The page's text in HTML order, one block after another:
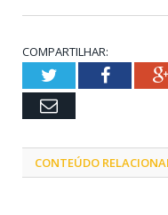
COMPARTILHAR:
Twitter
Email
CONTEÚDO